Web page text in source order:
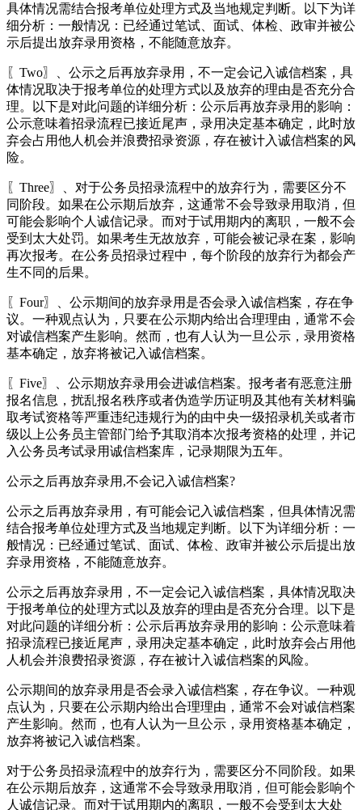
具体情况需结合报考单位处理方式及当地规定判断。以下为详
细分析：一般情况：已经通过笔试、面试、体检、政审并被公
示后提出放弃录用资格，不能随意放弃。
〖Two〗、公示之后再放弃录用，不一定会记入诚信档案，具
体情况取决于报考单位的处理方式以及放弃的理由是否充分合
理。以下是对此问题的详细分析：公示后再放弃录用的影响：
公示意味着招录流程已接近尾声，录用决定基本确定，此时放
弃会占用他人机会并浪费招录资源，存在被计入诚信档案的风
险。
〖Three〗、对于公务员招录流程中的放弃行为，需要区分不
同阶段。如果在公示期后放弃，这通常不会导致录用取消，但
可能会影响个人诚信记录。而对于试用期内的离职，一般不会
受到太大处罚。如果考生无故放弃，可能会被记录在案，影响
再次报考。在公务员招录过程中，每个阶段的放弃行为都会产
生不同的后果。
〖Four〗、公示期间的放弃录用是否会录入诚信档案，存在争
议。一种观点认为，只要在公示期内给出合理理由，通常不会
对诚信档案产生影响。然而，也有人认为一旦公示，录用资格
基本确定，放弃将被记入诚信档案。
〖Five〗、公示期放弃录用会进诚信档案。报考者有恶意注册
报名信息，扰乱报名秩序或者伪造学历证明及其他有关材料骗
取考试资格等严重违纪违规行为的由中央一级招录机关或者市
级以上公务员主管部门给予其取消本次报考资格的处理，并记
入公务员考试录用诚信档案库，记录期限为五年。
公示之后再放弃录用,不会记入诚信档案?
公示之后再放弃录用，有可能会记入诚信档案，但具体情况需
结合报考单位处理方式及当地规定判断。以下为详细分析：一
般情况：已经通过笔试、面试、体检、政审并被公示后提出放
弃录用资格，不能随意放弃。
公示之后再放弃录用，不一定会记入诚信档案，具体情况取决
于报考单位的处理方式以及放弃的理由是否充分合理。以下是
对此问题的详细分析：公示后再放弃录用的影响：公示意味着
招录流程已接近尾声，录用决定基本确定，此时放弃会占用他
人机会并浪费招录资源，存在被计入诚信档案的风险。
公示期间的放弃录用是否会录入诚信档案，存在争议。一种观
点认为，只要在公示期内给出合理理由，通常不会对诚信档案
产生影响。然而，也有人认为一旦公示，录用资格基本确定，
放弃将被记入诚信档案。
对于公务员招录流程中的放弃行为，需要区分不同阶段。如果
在公示期后放弃，这通常不会导致录用取消，但可能会影响个
人诚信记录。而对于试用期内的离职，一般不会受到太大处